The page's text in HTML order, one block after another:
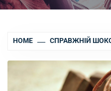
HOME СПРАВЖНІЙ